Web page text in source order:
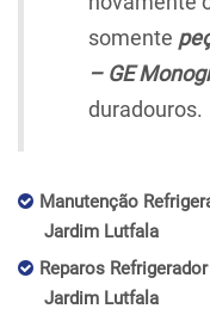
somente
– GE
duradouros.
Manutenção
Jardim Lutfala
Reparos
Jardim Lutfala